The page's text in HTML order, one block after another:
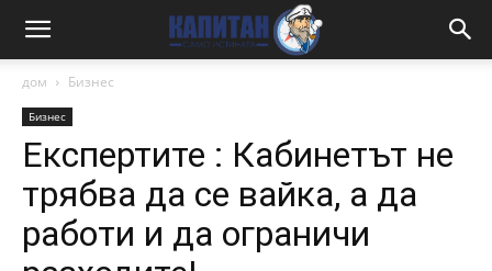
дом Бизнес
Бизнес
Експертите : Кабинетът не
трябва да се вайка, а да
работи и да ограничи